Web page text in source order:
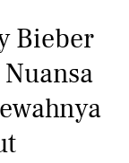
Bieber